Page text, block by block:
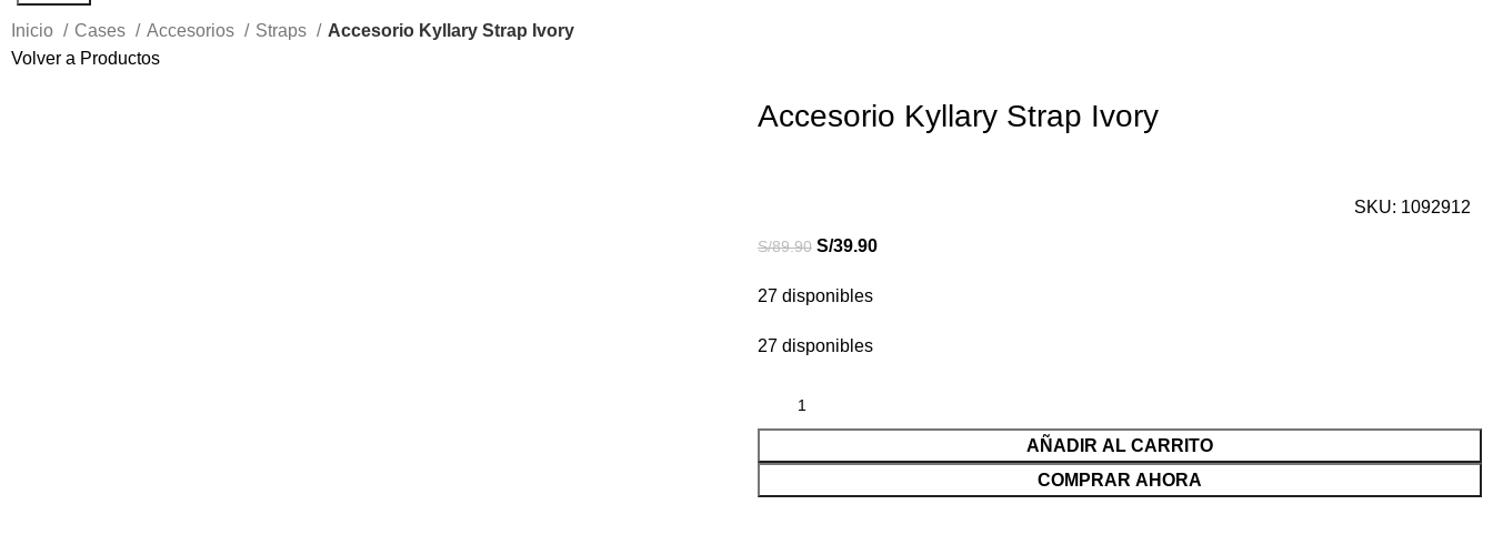
Inicio Cases Accesorios Straps
Accesorio Kyllary Strap Ivory
Volver a Productos
Accesorio Kyllary Strap Ivory
SKU: 1092912
S/89.90 S/39.90
27 disponibles
27 disponibles
AÑADIR AL CARRITO
COMPRAR AHORA